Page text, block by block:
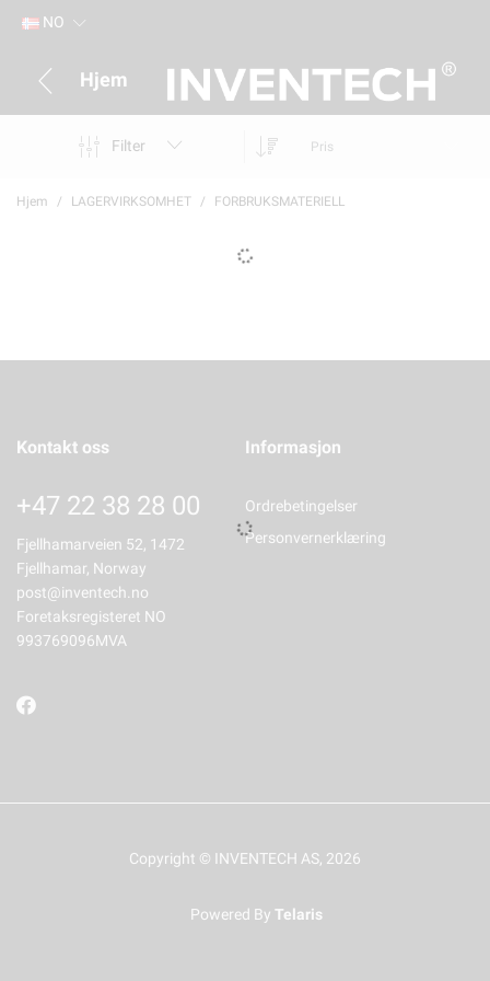
NO
Hjem
Filter Pris
Hjem LAGERVIRKSOMHET FORBRUKSMATERIELL
Kontakt oss
+47 22 38 28 00
Fjellhamarveien 52, 1472
Fjellhamar, Norway
post@inventech.no
Foretaksregisteret NO
993769096MVA
Informasjon
Ordrebetingelser
Personvernerklæring
Copyright © INVENTECH AS, 2026
Powered By Telaris